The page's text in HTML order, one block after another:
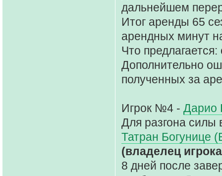
дальнейшем
Итог аренды 65
арендных минут
Что
Дополнительно
полученных за
Игрок №4 - Дарио
Для разгона
Татран Богунице
(владелец
8 дней после